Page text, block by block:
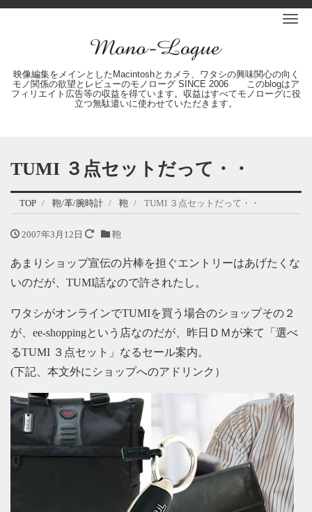
映像編集をメインとしたMacintoshとカメラ、ワタシの興味関心の向く
モノ関係の欲望とレビューのモノローグ SINCE 2006 このblogはア
フィリエイト広告等の収益を得ています。収益はすべてモノローグに役
立つ無駄遣いに使わせていただきます。
TUMI ３点セットだって・・
TOP 鞄/革/腕時計 鞄 TUMI ３点セットだって・・
2007年3月12日 鞄
あまりショップ宣伝の片棒を担ぐエントリーはあげたくな
いのだが、TUMI話なので許されたし。
ワタシがオンラインでTUMIを買う場合のショップその２
が、ee-shoppingという店なのだが、昨日ＤＭが来て「選べ
るTUMI ３点セット」なるセール案内。
(下記、本文外にショップへのアドリンク）